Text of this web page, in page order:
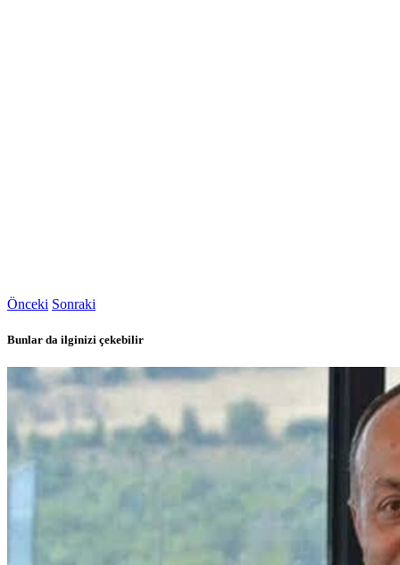
Önceki Sonraki
Bunlar da ilginizi çekebilir